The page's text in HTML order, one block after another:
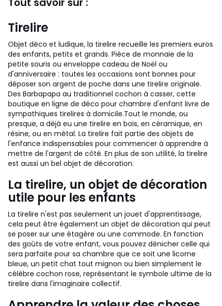
Tirelire
Objet déco et ludique, la tirelire recueille les premiers euros
des enfants, petits et grands. Pièce de monnaie de la
petite souris ou enveloppe cadeau de Noël ou
d'anniversaire : toutes les occasions sont bonnes pour
déposer son argent de poche dans une tirelire originale.
Des Barbapapa au traditionnel cochon à casser, cette
boutique en ligne de déco pour chambre d'enfant livre de
sympathiques tirelires à domicile.Tout le monde, ou
presque, a déjà eu une tirelire en bois, en céramique, en
résine, ou en métal. La tirelire fait partie des objets de
l'enfance indispensables pour commencer à apprendre à
mettre de l'argent de côté. En plus de son utilité, la tirelire
est aussi un bel objet de décoration.
La tirelire, un objet de décoration
utile pour les enfants
La tirelire n'est pas seulement un jouet d'apprentissage,
cela peut être également un objet de décoration qui peut
se poser sur une étagère ou une commode. En fonction
des goûts de votre enfant, vous pouvez dénicher celle qui
sera parfaite pour sa chambre que ce soit une licorne
bleue, un petit chat tout mignon ou bien simplement le
célèbre cochon rose, représentant le symbole ultime de la
tirelire dans l'imaginaire collectif.